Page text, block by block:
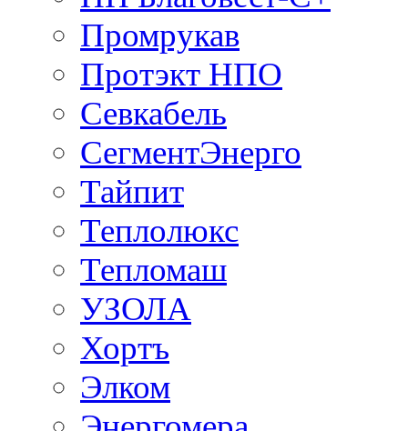
Промрукав
Протэкт НПО
Севкабель
СегментЭнерго
Тайпит
Теплолюкс
Тепломаш
УЗОЛА
Хортъ
Элком